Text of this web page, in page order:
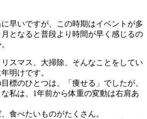
早いですが、この時期はイベントが多
となると普段より時間が早く感じるの
スマス、大掃除、そんなことをしてい
明けです。
標のひとつは、「痩せる」でしたが、
私は、1年前から体重の変動は右肩あ
食べたいものがたくさん。